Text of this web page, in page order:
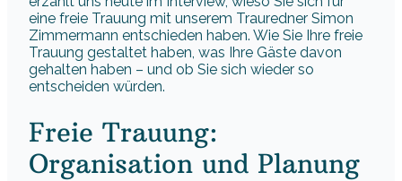
eine freie Trauung mit unserem Trauredner Simon
Zimmermann entschieden haben. Wie Sie Ihre freie
Trauung gestaltet haben, was Ihre Gäste davon
gehalten haben – und ob Sie sich wieder so
entscheiden würden.
Freie Trauung:
Organisation und Planung